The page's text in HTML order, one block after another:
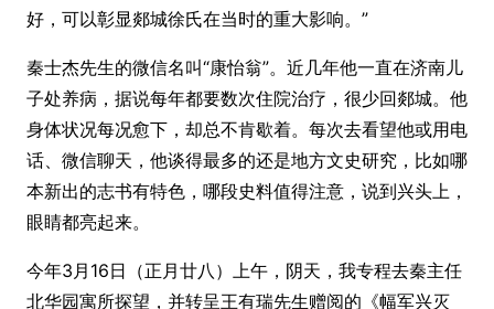
好，可以彰显郯城徐氏在当时的重大影响。”
秦士杰先生的微信名叫“康怡翁”。近几年他一直在济南儿
子处养病，据说每年都要数次住院治疗，很少回郯城。他
身体状况每况愈下，却总不肯歇着。每次去看望他或用电
话、微信聊天，他谈得最多的还是地方文史研究，比如哪
本新出的志书有特色，哪段史料值得注意，说到兴头上，
眼睛都亮起来。
今年3月16日（正月廿八）上午，阴天，我专程去秦主任
北华园寓所探望，并转呈王有瑞先生赠阅的《幅军兴灭